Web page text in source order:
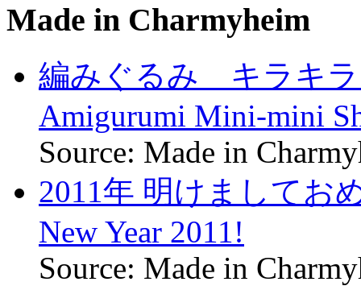
Made in Charmyheim
編みぐるみ キラキ
Amigurumi Mini-mini
Source: Made in
2011年 明けましてお
New Year 2011!
Source: Made in